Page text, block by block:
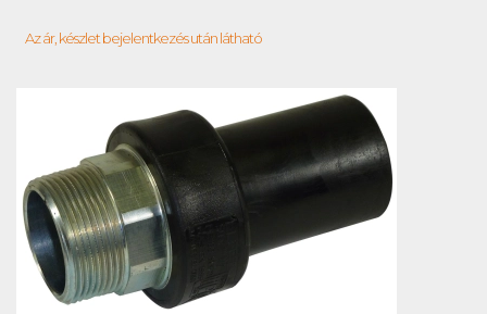
Az ár, készlet bejelentkezés után látható